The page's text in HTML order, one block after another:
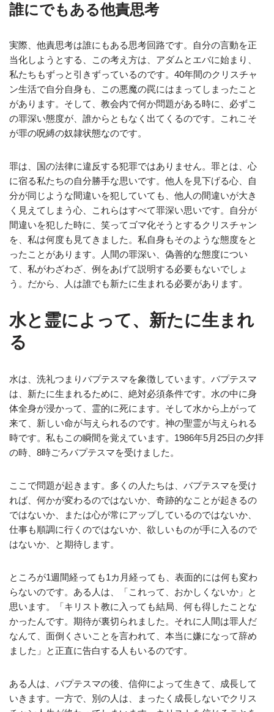
誰にでもある他責思考
実際、他責思考は誰にもある思考回路です。自分の言動を正
当化しようとする、この考え方は、アダムとエバに始まり、
私たちもずっと引きずっているのです。40年間のクリスチャ
ン生活で自分自身も、この悪魔の罠にはまってしまったこと
があります。そして、教会内で何か問題がある時に、必ずこ
の罪深い態度が、誰からともなく出てくるのです。これこそ
が罪の呪縛の奴隷状態なのです。
罪は、国の法律に違反する犯罪ではありません。罪とは、心
に宿る私たちの自分勝手な思いです。他人を見下げる心、自
分が同じような間違いを犯していても、他人の間違いが大き
く見えてしまう心、これらはすべて罪深い思いです。自分が
間違いを犯した時に、笑ってゴマ化そうとするクリスチャン
を、私は何度も見てきました。私自身もそのような態度をと
ったことがあります。人間の罪深い、偽善的な態度につい
て、私がわざわざ、例をあげて説明する必要もないでしょ
う。だから、人は誰でも新たに生まれる必要があります。
水と霊によって、新たに生まれ
る
水は、洗礼つまりバプテスマを象徴しています。バプテスマ
は、新たに生まれるために、絶対必須条件です。水の中に身
体全身が浸かって、霊的に死にます。そして水から上がって
来て、新しい命が与えられるのです。神の聖霊が与えられる
時です。私もこの瞬間を覚えています。1986年5月25日の夕拝
の時、8時ごろバプテスマを受けました。
ここで問題が起きます。多くの人たちは、バプテスマを受け
れば、何かが変わるのではないか、奇跡的なことが起きるの
ではないか、または心が常にアップしているのではないか、
仕事も順調に行くのではないか、欲しいものが手に入るので
はないか、と期待します。
ところが1週間経っても1カ月経っても、表面的には何も変わ
らないのです。ある人は、「これって、おかしくないか」と
思います。「キリスト教に入っても結局、何も得したことな
かったんです。期待が裏切られました。それに人間は罪人だ
なんて、面倒くさいことを言われて、本当に嫌になって辞め
ました」と正直に告白する人もいるのです。
ある人は、バプテスマの後、信仰によって生きて、成長して
いきます。一方で、別の人は、まったく成長しないでクリス